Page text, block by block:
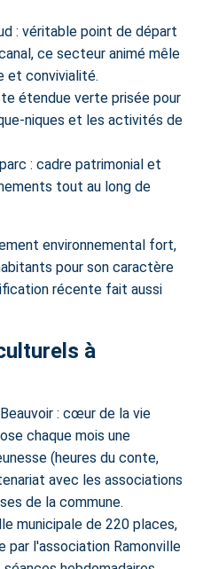
: véritable point de départ
ce secteur animé mêle
et convivialité.
étendue verte prisée pour
niques et les activités de
: cadre patrimonial et
tout au long de
environnemental fort,
pour son caractère
récente fait aussi
à
: cœur de la vie
chaque mois une
(heures du conte,
avec les associations
de la commune.
municipale de 220 places,
l'association Ramonville